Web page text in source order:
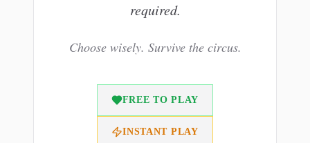
required.
Choose wisely. Survive the circus.
FREE TO PLAY
INSTANT PLAY